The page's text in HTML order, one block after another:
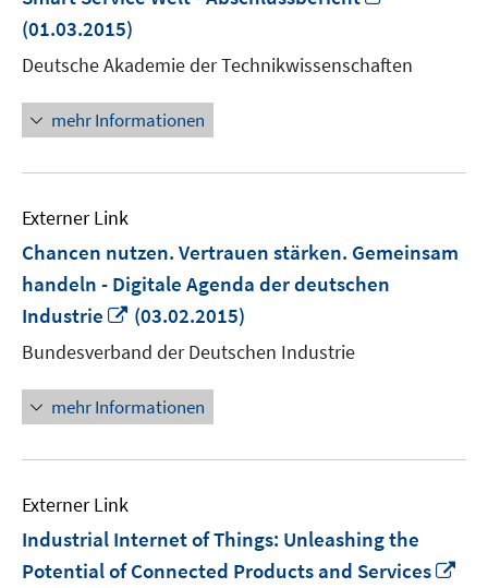
öffnen
(01.03.2015)
Deutsche Akademie der Technikwissenschaften
mehr Informationen
Externer Link
Chancen nutzen. Vertrauen stärken. Gemeinsam
handeln - Digitale Agenda der deutschen
Industrie
In
neuem
Fenster
öffnen
(03.02.2015)
Bundesverband der Deutschen Industrie
mehr Informationen
Externer Link
Industrial Internet of Things: Unleashing the
Potential of Connected Products and Services